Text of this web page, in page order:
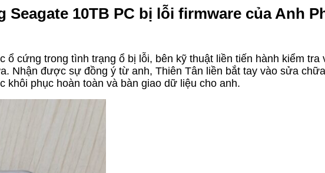
10TB PC bị lỗi firmware của Anh
cứng trong tình trạng ổ bị lỗi, bên kỹ thuật liền tiến hành kiểm tra
Nhận được sự đồng ý từ anh, Thiên Tân liền bắt tay vào sửa
khôi phục hoàn toàn và bàn giao dữ liệu cho anh.